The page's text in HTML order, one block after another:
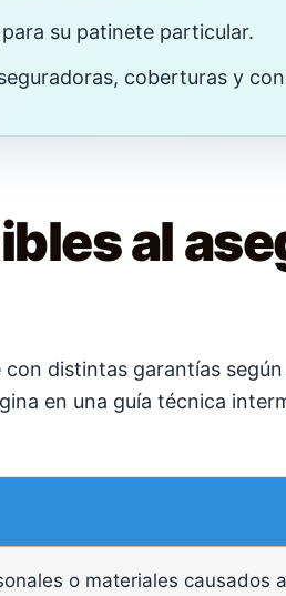
su patinete particular.
coberturas y
al
distintas garantías
en una guía técnica
o materiales causados a